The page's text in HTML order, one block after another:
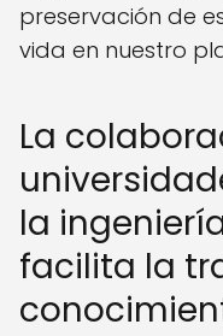
preservación de
vida en nuestro
La
la
facilita la